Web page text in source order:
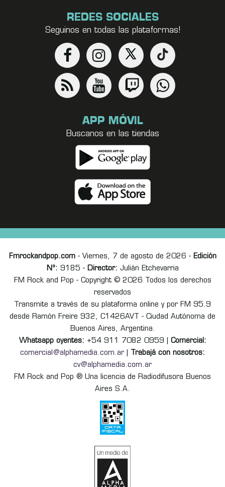
REDES SOCIALES
Seguinos en todas las plataformas!
APP MÓVIL
Buscanos en las tiendas
Fmrockandpop.com- Viernes, 7 de agosto de 2026 - Edición
Nº: 9185 - Director: Julián Etchevarria
FM Rock and Pop - Copyright © 2026 Todos los derechos
reservados
Transmite a través de su plataforma online y por FM 95.9
desde Ramón Freire 932, C1426AVT - Ciudad Autónoma de
Buenos Aires, Argentina.
Whatsapp oyentes: +54 911 7082 0959 | Comercial:
comercial@alphamedia.com.ar
Trabajá con nosotros:
cv@alphamedia.com.ar
FM Rock and Pop ® Una licencia de Radiodifusora Buenos
Aires S.A.